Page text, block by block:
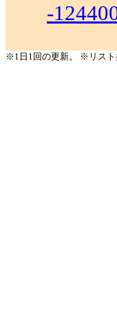
-
※1日1回の更新。 ※リスト